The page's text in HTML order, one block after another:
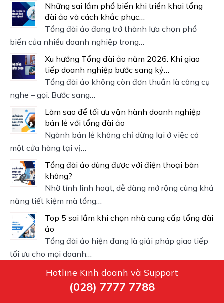
Những sai lầm phổ biến khi triển khai tổng
đài ảo và cách khắc phục…
Tổng đài ảo đang trở thành lựa chọn phổ
biến của nhiều doanh nghiệp trong…
Xu hướng Tổng đài ảo năm 2026: Khi giao
tiếp doanh nghiệp bước sang kỷ…
Tổng đài ảo không còn đơn thuần là công cụ
nghe – gọi. Bước sang…
Làm sao để tối ưu vận hành doanh nghiệp
bán lẻ với tổng đài ảo
Ngành bán lẻ không chỉ dừng lại ở việc có
một cửa hàng tại vị…
Tổng đài ảo dùng được với điện thoại bàn
không?
Nhờ tính linh hoạt, dễ dàng mở rộng cùng khả
năng tiết kiệm mà tổng…
Top 5 sai lầm khi chọn nhà cung cấp tổng đài
ảo
Tổng đài ảo hiện đang là giải pháp giao tiếp
tối ưu cho mọi doanh…
Hotline Kinh doanh và Support
(028) 7777 7788